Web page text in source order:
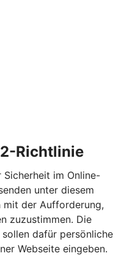
Richtlinie
Sicherheit im Online-
unter diesem
der Aufforderung,
zuzustimmen. Die
dafür persönliche
Webseite eingeben.